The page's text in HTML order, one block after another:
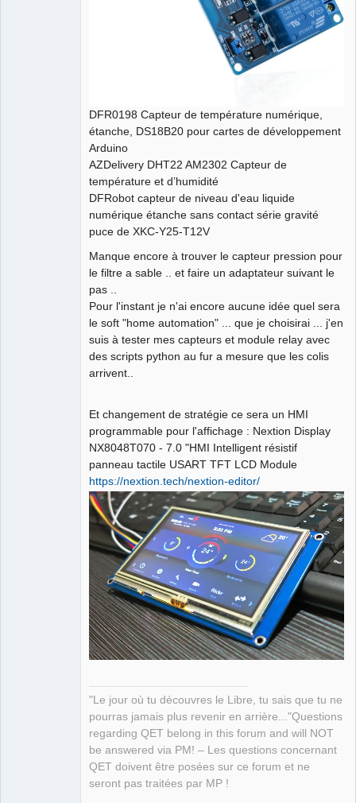
DFR0198 Capteur de température numérique,
étanche, DS18B20 pour cartes de développement
Arduino
AZDelivery DHT22 AM2302 Capteur de
température et d’humidité
DFRobot capteur de niveau d'eau liquide
numérique étanche sans contact série gravité
puce de XKC-Y25-T12V
Manque encore à trouver le capteur pression pour
le filtre a sable .. et faire un adaptateur suivant le
pas ..
Pour l'instant je n'ai encore aucune idée quel sera
le soft "home automation" ... que je choisirai ... j'en
suis à tester mes capteurs et module relay avec
des scripts python au fur a mesure que les colis
arrivent..
Et changement de stratégie ce sera un HMI
programmable pour l'affichage : Nextion Display
NX8048T070 - 7.0 "HMI Intelligent résistif
panneau tactile USART TFT LCD Module
https://nextion.tech/nextion-editor/
"Le jour où tu découvres le Libre, tu sais que tu ne
pourras jamais plus revenir en arrière..."Questions
regarding QET belong in this forum and will NOT
be answered via PM! – Les questions concernant
QET doivent être posées sur ce forum et ne
seront pas traitées par MP !